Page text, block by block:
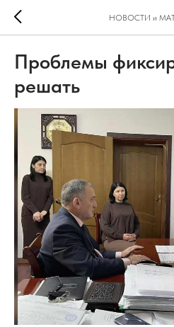
НОВОСТИ и
Проблемы
решать